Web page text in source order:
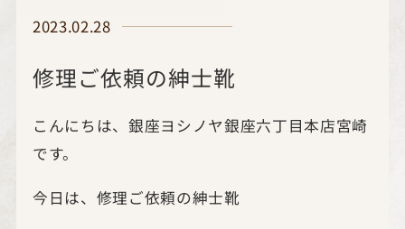
2023.02.28
修理ご依頼の紳士靴
こんにちは、銀座ヨシノヤ銀座六丁目本店宮崎
です。
今日は、修理ご依頼の紳士靴